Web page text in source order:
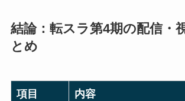
結論：転スラ第4期の配信・
とめ
項目 内容